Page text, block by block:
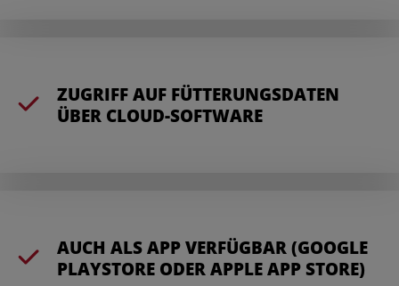
ZUGRIFF AUF FÜTTERUNGSDATEN
ÜBER CLOUD-SOFTWARE
AUCH ALS APP VERFÜGBAR (GOOGLE
PLAYSTORE ODER APPLE APP STORE)